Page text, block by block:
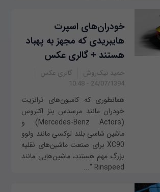
خودران‌های اسپرت
هایبریدی که مجهز به پهباد
هستند + گالری عکس
حمید نیک‌روش
گالری عکس
24/07/1394 - 10:48
همانطوری که کامیون‌های ترانزیت
خودران مانند مرسدس بنز اکتروس
(Mercedes-Benz Actors) و
ماشین شاسی بلند لوکسی مانند ولوو
XC90 برای صنعت ماشین‌های نقلیه
بزرگ مهم هستند، ماشین‌هایی مانند
Rinspeed "...